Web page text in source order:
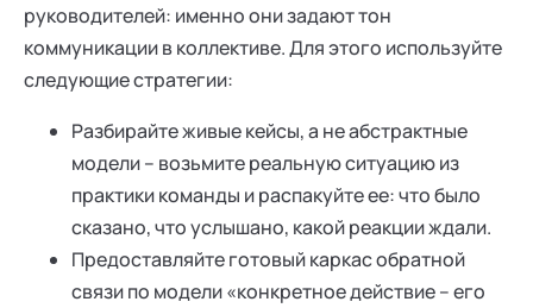
руководителей: именно они задают тон
коммуникации в коллективе. Для этого используйте
следующие стратегии:
Разбирайте живые кейсы, а не абстрактные
модели – возьмите реальную ситуацию из
практики команды и распакуйте ее: что было
сказано, что услышано, какой реакции ждали.
Предоставляйте готовый каркас обратной
связи по модели «конкретное действие – его